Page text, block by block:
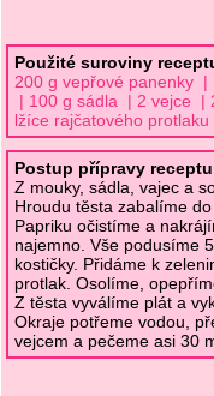
Použité suroviny
200 g vepřové panenky
| 100 g sádla | 2 vejce |
lžíce rajčatového
Postup přípravy
Z mouky, sádla, vajec a
Hroudu těsta zabalíme
Papriku očistíme a
najemno. Vše podusíme
kostičky. Přidáme k
protlak. Osolíme,
Z těsta vyválíme plát a
Okraje potřeme vodou,
vejcem a pečeme asi 30